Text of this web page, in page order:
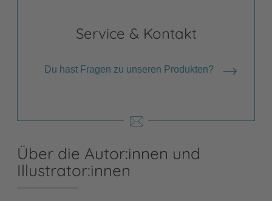
Service & Kontakt
Du hast Fragen zu unseren Produkten?
Über die Autor:innen und
Illustrator:innen